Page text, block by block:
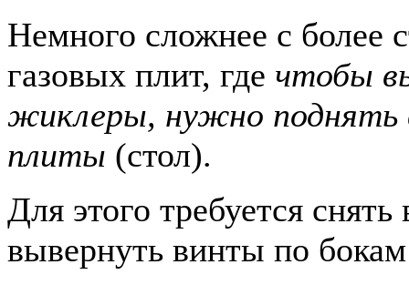
Немного сложнее с более
газовых плит, где чтобы
жиклеры, нужно поднять
плиты (стол).
Для этого требуется снять
вывернуть винты по